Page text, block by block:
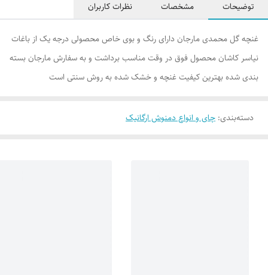
توضیحات مشخصات نظرات کاربران
غنچه گل محمدی مارجان دارای رنگ و بوی خاص محصولی درجه یک از باغات
نیاسر کاشان محصول فوق در وقت مناسب برداشت و به سفارش مارجان بسته
بندی شده بهترین کیفیت غنچه و خشک شده به روش سنتی است
دسته‌بندی: چای و انواع دمنوش ارگانیک